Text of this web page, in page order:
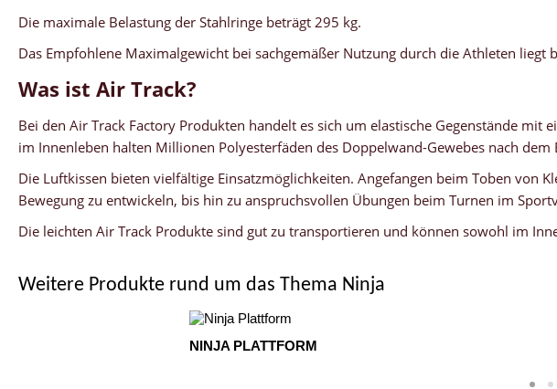
Die maximale Belastung der Stahlringe beträgt 295 kg.
Das Empfohlene Maximalgewicht bei sachgemäßer Nutzung durch die Athleten liegt
Was ist Air Track?
Bei den Air Track Factory Produkten handelt es sich um elastische Gegenstände
im Innenleben halten Millionen Polyesterfäden des Doppelwand-Gewebes nach
Die Luftkissen bieten vielfältige Einsatzmöglichkeiten. Angefangen beim Toben
Bewegung zu entwickeln, bis hin zu anspruchsvollen Übungen beim Turnen im
Die leichten Air Track Produkte sind gut zu transportieren und können sowohl im
Weitere Produkte rund um das Thema Ninja
NINJA PLATTFORM